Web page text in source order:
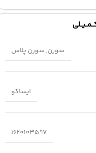
سورن, سورن پلاس
ایساکو
1620103597